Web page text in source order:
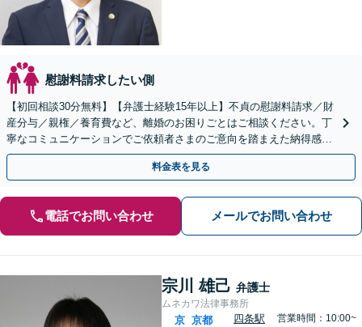
慰謝料請求したい側
【初回相談30分無料】【弁護士経験15年以上】不貞の慰謝料請求／財
産分与／親権／養育費など、離婚のお困りごとはご相談ください。丁
寧なコミュニケーションでご依頼者さまのご意向を踏まえた納得感の
高い解決を目指します【烏丸駅3分】【Web面談可】
料金表を見る
電話でお問い合わせ メールでお問い合わせ
宗川 雄己 弁護士
ムネカワ法律事務所
京 京都
四条駅
営業時間：10:00~